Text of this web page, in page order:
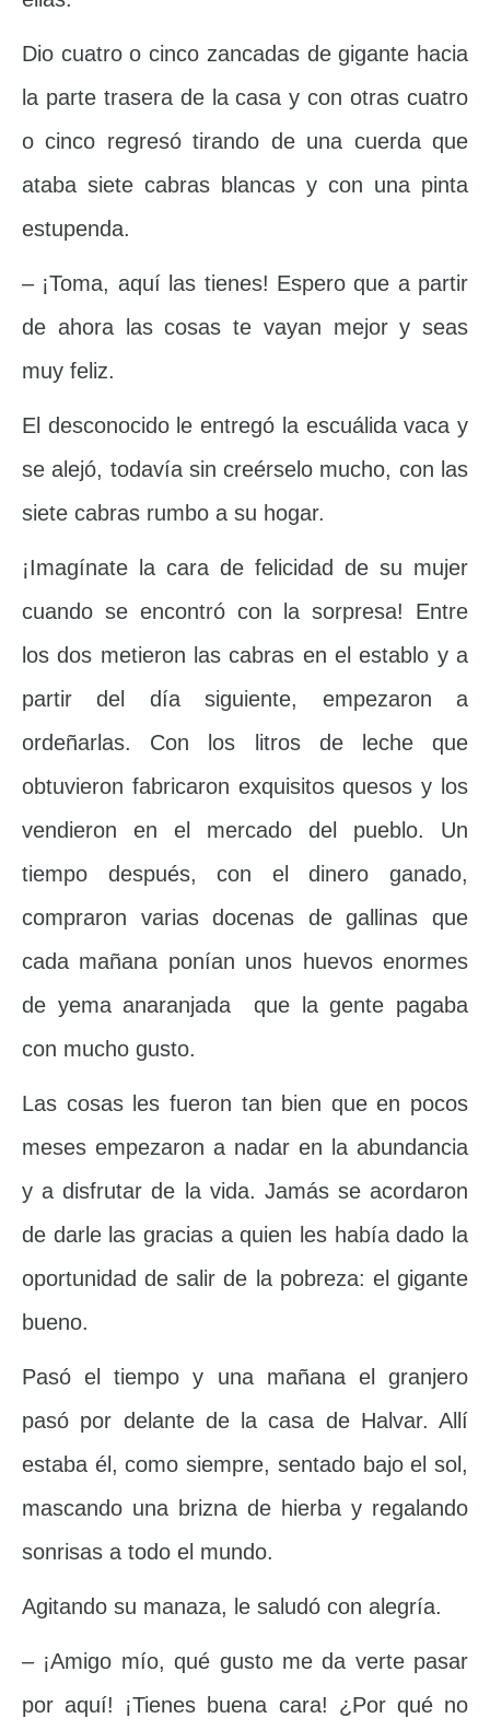
Dio cuatro o cinco zancadas de gigante hacia
la parte trasera de la casa y con otras cuatro
o cinco regresó tirando de una cuerda que
ataba siete cabras blancas y con una pinta
estupenda.
– ¡Toma, aquí las tienes! Espero que a partir
de ahora las cosas te vayan mejor y seas
muy feliz.
El desconocido le entregó la escuálida vaca y
se alejó, todavía sin creérselo mucho, con las
siete cabras rumbo a su hogar.
¡Imagínate la cara de felicidad de su mujer
cuando se encontró con la sorpresa! Entre
los dos metieron las cabras en el establo y a
partir del día siguiente, empezaron a
ordeñarlas. Con los litros de leche que
obtuvieron fabricaron exquisitos quesos y los
vendieron en el mercado del pueblo. Un
tiempo después, con el dinero ganado,
compraron varias docenas de gallinas que
cada mañana ponían unos huevos enormes
de yema anaranjada que la gente pagaba
con mucho gusto.
Las cosas les fueron tan bien que en pocos
meses empezaron a nadar en la abundancia
y a disfrutar de la vida. Jamás se acordaron
de darle las gracias a quien les había dado la
oportunidad de salir de la pobreza: el gigante
bueno.
Pasó el tiempo y una mañana el granjero
pasó por delante de la casa de Halvar. Allí
estaba él, como siempre, sentado bajo el sol,
mascando una brizna de hierba y regalando
sonrisas a todo el mundo.
Agitando su manaza, le saludó con alegría.
– ¡Amigo mío, qué gusto me da verte pasar
por aquí! ¡Tienes buena cara! ¿Por qué no